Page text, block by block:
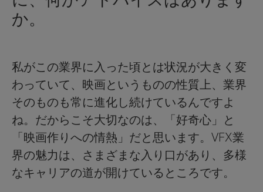
か。
私がこの業界に入った頃とは状況が大きく変
わっていて、映画というものの性質上、業界
そのものも常に進化し続けているんですよ
ね。だからこそ大切なのは、「好奇心」と
「映画作りへの情熱」だと思います。VFX業
界の魅力は、さまざまな入り口があり、多様
なキャリアの道が開けているところです。